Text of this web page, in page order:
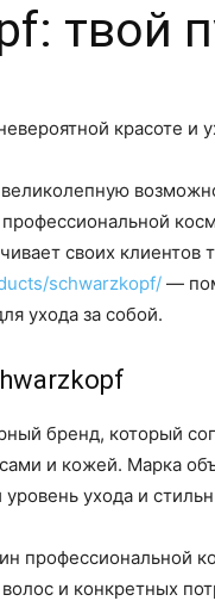
твой
своих
schwarzkopf/ —
ухода за собой.
бренд, который
и кожей. Марка
ухода и
профессиональной
и конкретных